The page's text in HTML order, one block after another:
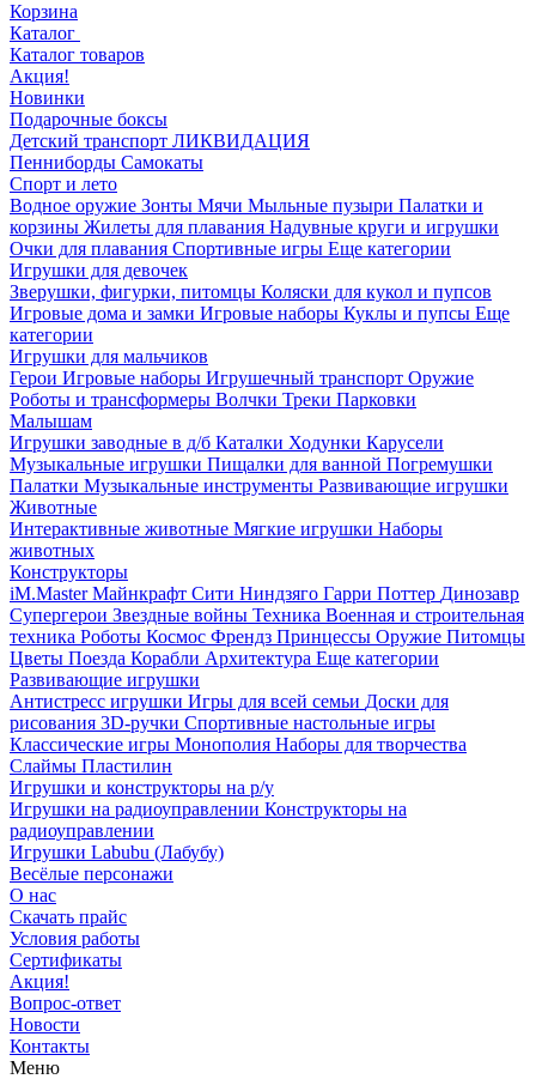
Корзина
Каталог
Каталог товаров
Акция!
Новинки
Подарочные боксы
Детский транспорт ЛИКВИДАЦИЯ
Пенниборды Самокаты
Спорт и лето
Водное оружие Зонты Мячи Мыльные пузыри Палатки и
корзины Жилеты для плавания Надувные круги и игрушки
Очки для плавания Спортивные игры Еще категории
Игрушки для девочек
Зверушки, фигурки, питомцы Коляски для кукол и пупсов
Игровые дома и замки Игровые наборы Куклы и пупсы Еще
категории
Игрушки для мальчиков
Герои Игровые наборы Игрушечный транспорт Оружие
Роботы и трансформеры Волчки Треки Парковки
Малышам
Игрушки заводные в д/б Каталки Ходунки Карусели
Музыкальные игрушки Пищалки для ванной Погремушки
Палатки Музыкальные инструменты Развивающие игрушки
Животные
Интерактивные животные Мягкие игрушки Наборы
животных
Конструкторы
iM.Master Майнкрафт Сити Ниндзяго Гарри Поттер Динозавр
Супергерои Звездные войны Техника Военная и строительная
техника Роботы Космос Френдз Принцессы Оружие Питомцы
Цветы Поезда Корабли Архитектура Еще категории
Развивающие игрушки
Антистресс игрушки Игры для всей семьи Доски для
рисования 3D-ручки Спортивные настольные игры
Классические игры Монополия Наборы для творчества
Слаймы Пластилин
Игрушки и конструкторы на р/у
Игрушки на радиоуправлении Конструкторы на
радиоуправлении
Игрушки Labubu (Лабубу)
Весёлые персонажи
О нас
Скачать прайс
Условия работы
Сертификаты
Акция!
Вопрос-ответ
Новости
Контакты
Меню